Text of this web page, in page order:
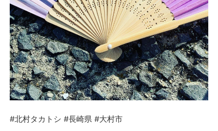
#北村タカトシ #長崎県 #大村市